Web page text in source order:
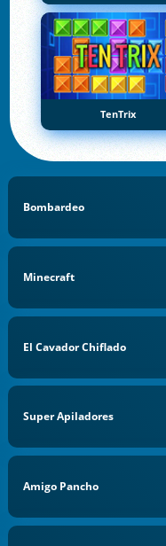
TenTrix
Bombardeo
Minecraft
El Cavador Chiflado
Super Apiladores
Amigo Pancho